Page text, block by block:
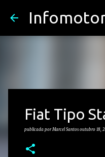
Fiat Tipo
publicada porMarcel Santos outubro 18,